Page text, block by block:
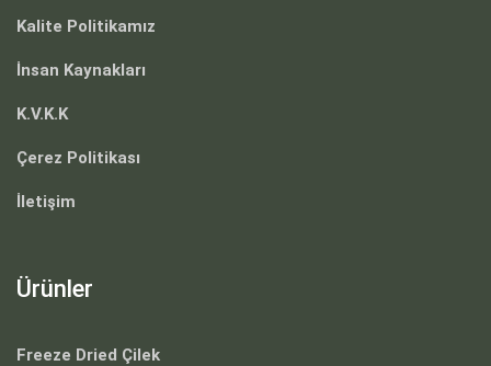
Kalite Politikamız
İnsan Kaynakları
K.V.K.K
Çerez Politikası
İletişim
Ürünler
Freeze Dried Çilek